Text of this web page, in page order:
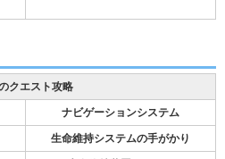
クエスト攻略
ナビゲーションシステム
生命維持システムの手がかり